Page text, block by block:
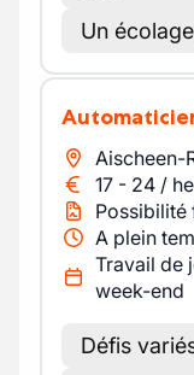
Un
Aischeen-
17 - 24 /
Possibilité
A plein
Travail de
week-end
Défis